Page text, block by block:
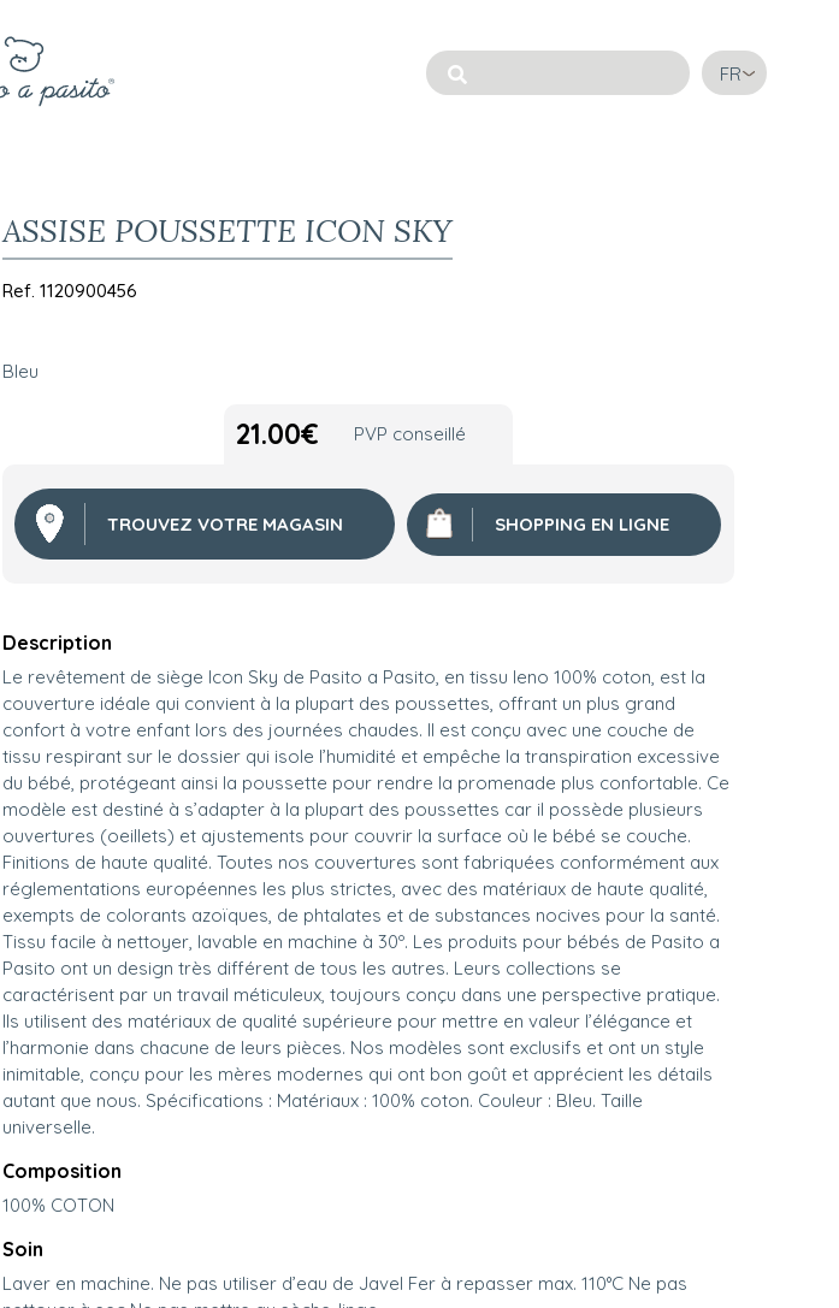
FR
ASSISE POUSSETTE ICON SKY
Ref. 1120900456
Bleu
21.00€ PVP conseillé
TROUVEZ VOTRE MAGASIN SHOPPING EN LIGNE
Description
Le revêtement de siège Icon Sky de Pasito a Pasito, en tissu leno 100% coton, est la
couverture idéale qui convient à la plupart des poussettes, offrant un plus grand
confort à votre enfant lors des journées chaudes. Il est conçu avec une couche de
tissu respirant sur le dossier qui isole l’humidité et empêche la transpiration excessive
du bébé, protégeant ainsi la poussette pour rendre la promenade plus confortable. Ce
modèle est destiné à s’adapter à la plupart des poussettes car il possède plusieurs
ouvertures (oeillets) et ajustements pour couvrir la surface où le bébé se couche.
Finitions de haute qualité. Toutes nos couvertures sont fabriquées conformément aux
réglementations européennes les plus strictes, avec des matériaux de haute qualité,
exempts de colorants azoïques, de phtalates et de substances nocives pour la santé.
Tissu facile à nettoyer, lavable en machine à 30º. Les produits pour bébés de Pasito a
Pasito ont un design très différent de tous les autres. Leurs collections se
caractérisent par un travail méticuleux, toujours conçu dans une perspective pratique.
Ils utilisent des matériaux de qualité supérieure pour mettre en valeur l’élégance et
l’harmonie dans chacune de leurs pièces. Nos modèles sont exclusifs et ont un style
inimitable, conçu pour les mères modernes qui ont bon goût et apprécient les détails
autant que nous. Spécifications : Matériaux : 100% coton. Couleur : Bleu. Taille
universelle.
Composition
100% COTON
Soin
Laver en machine. Ne pas utiliser d’eau de Javel Fer à repasser max. 110°C Ne pas